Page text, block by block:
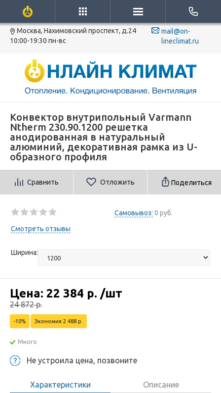
Москва, Нахимовский проспект, д.24
10:00-19:30 пн-вс
mail@on-
lineclimat.ru
Конвектор внутрипольный Varmann
Ntherm 230.90.1200 решетка
анодированная в натуральный
алюминий, декоративная рамка из U-
образного профиля
Сравнить Отложить Поделиться
Самовывоз: 0 руб.
Смотреть отзывы
Ширина:
Цена: 22 384 р. /шт
24 872р.
-10% Экономия 2 488 р.
Много
Не устроила цена, позвоните
Характеристики Описание